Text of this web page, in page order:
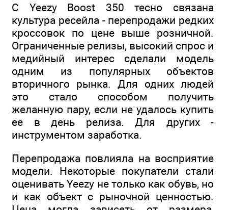
С Yeezy Boost 350 тесно связана
культура ресейла - перепродажи редких
кроссовок по цене выше розничной.
Ограниченные релизы, высокий спрос и
медийный интерес сделали модель
одним из популярных объектов
вторичного рынка. Для одних людей
это стало способом получить
желанную пару, если не удалось купить
ее в день релиза. Для других -
инструментом заработка.
Перепродажа повлияла на восприятие
модели. Некоторые покупатели стали
оценивать Yeezy не только как обувь, но
и как объект с рыночной ценностью.